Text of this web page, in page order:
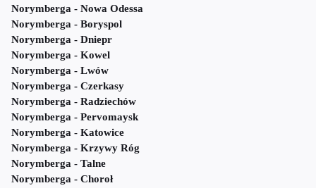
Norymberga - Nowa Odessa
Norymberga - Boryspol
Norymberga - Dniepr
Norymberga - Kowel
Norymberga - Lwów
Norymberga - Czerkasy
Norymberga - Radziechów
Norymberga - Pervomaysk
Norymberga - Katowice
Norymberga - Krzywy Róg
Norymberga - Talne
Norymberga - Choroł